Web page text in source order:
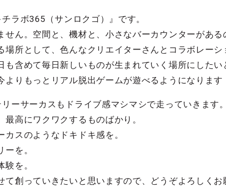
ラボ365（サンロクゴ）』です。
ん。空間と、機材と、小さなバーカウンターがある
場所として、色んなクリエイターさんとコラボレー
も含めて毎日新しいものが生まれていく場所にした
りもっとリアル脱出ゲームが遊べるようになります
ーサーカスもドライブ感マシマシで走っていきます。
高にワクワクするものばかり。
スのようなドキドキ感を。
を。
を。
創っていきたいと思いますので、どうぞよろしくお